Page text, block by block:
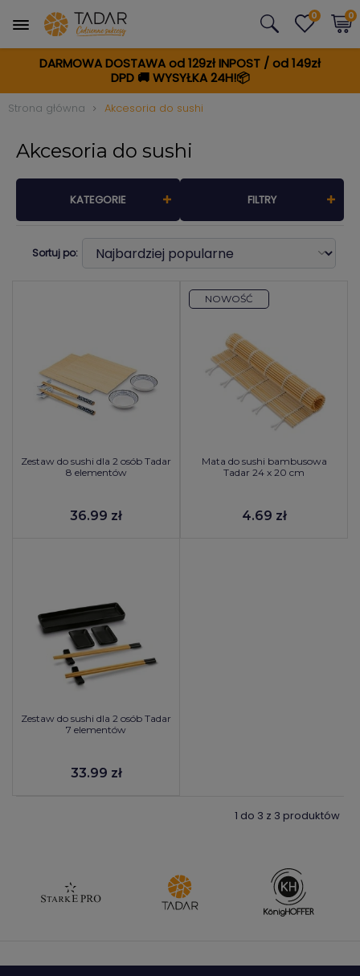
DARMOWA DOSTAWA od 129zł INPOST / od 149zł
DPD🚚WYSYŁKA 24H!📦
0 0
Strona główna Akcesoria do sushi
Akcesoria do sushi
KATEGORIE FILTRY
Sortuj po:
Zestaw do sushi dla 2 osób Tadar
8 elementów
36.99 zł
NOWOŚĆ
Mata do sushi bambusowa
Tadar 24 x 20 cm
4.69 zł
Zestaw do sushi dla 2 osób Tadar
7 elementów
33.99 zł
1 do 3 z 3 produktów